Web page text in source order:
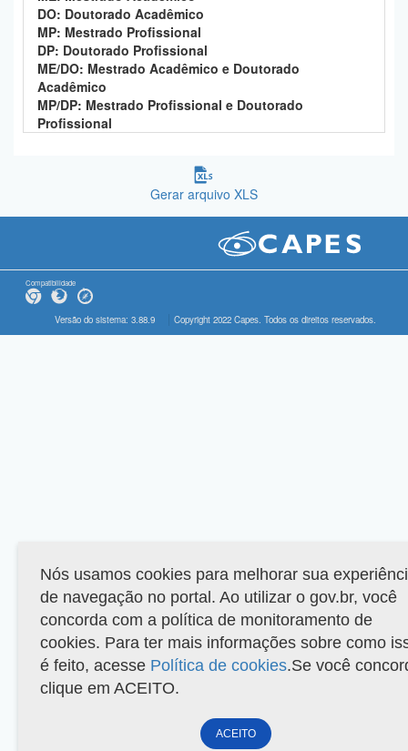
DO: Doutorado Acadêmico
MP: Mestrado Profissional
DP: Doutorado Profissional
ME/DO: Mestrado Acadêmico e Doutorado
Acadêmico
MP/DP: Mestrado Profissional e Doutorado
Profissional
Gerar arquivo XLS
Compatibilidade
Versão do sistema: 3.88.9 Copyright 2022 Capes. Todos os direitos reservados.
Nós usamos cookies para melhorar sua
de navegação no portal. Ao utilizar o gov.br, você
concorda com a política de monitoramento de
cookies. Para ter mais informações sobre como
é feito, acesse Política de cookies.Se você
clique em ACEITO.
ACEITO